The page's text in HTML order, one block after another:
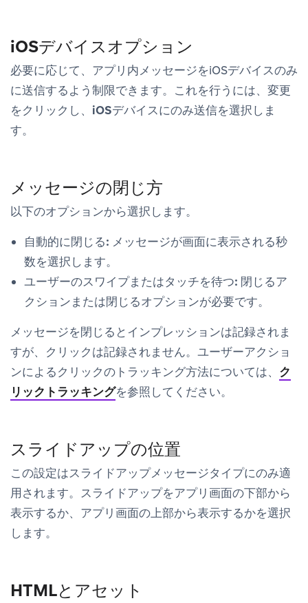
iOSデバイスオプション
必要に応じて、アプリ内メッセージをiOSデバイスのみ
に送信するよう制限できます。これを行うには、 変更
をクリックし、 iOSデバイスにのみ送信を選択しま
す。
メッセージの閉じ方
以下のオプションから選択します。
自動的に閉じる: メッセージが画面に表示される秒
数を選択します。
ユーザーのスワイプまたはタッチを待つ: 閉じるア
クションまたは閉じるオプションが必要です。
メッセージを閉じるとインプレッションは記録されま
すが、クリックは記録されません。ユーザーアクショ
ンによるクリックのトラッキング方法については、 ク
リックトラッキングを参照してください。
スライドアップの位置
この設定はスライドアップメッセージタイプにのみ適
用されます。スライドアップをアプリ画面の下部から
表示するか、 アプリ画面の上部から表示するかを選択
します。
HTMLとアセット